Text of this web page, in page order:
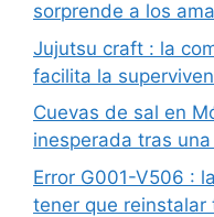
sorprende a los
Jujutsu craft : la
facilita la
Cuevas de sal en
inesperada tras
Error G001-V506 :
tener que reinstalar